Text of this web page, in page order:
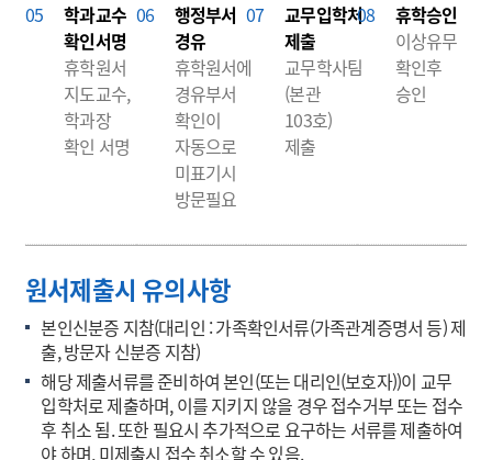
학과교수
확인서명
휴학원서
지도교수,
학과장
확인 서명
행정부서
경유
휴학원서에
경유부서
확인이
자동으로
미표기시
방문필요
교무입학처
제출
교무학사팀
(본관
103호)
제출
휴학승인
이상유무
확인후
승인
원서제출시 유의사항
본인신분증 지참(대리인 : 가족확인서류(가족관계증명서 등) 제
출, 방문자 신분증 지참)
해당 제출서류를 준비하여 본인(또는 대리인(보호자))이 교무
입학처로 제출하며, 이를 지키지 않을 경우 접수거부 또는 접수
후 취소 됨. 또한 필요시 추가적으로 요구하는 서류를 제출하여
야 하며, 미제출시 접수 취소할 수 있음.